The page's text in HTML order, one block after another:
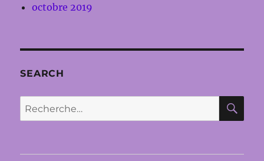
octobre 2019
SEARCH
Recherche
pour :